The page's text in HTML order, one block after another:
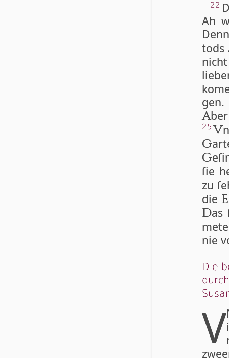
22
Ah
A
25 V
G
G
ſie
zu
die E
Das
nie
Die
V